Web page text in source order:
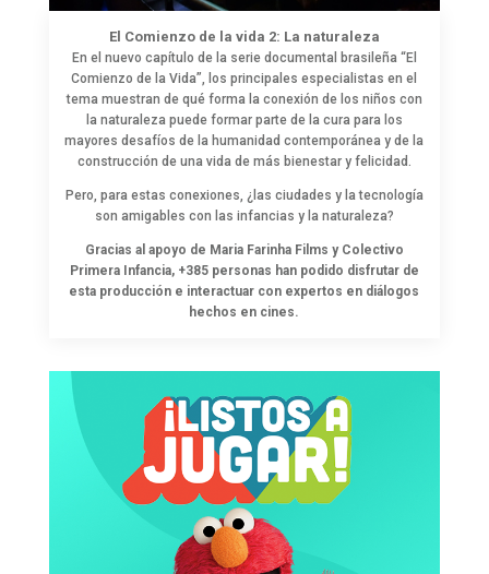
El Comienzo de la vida 2: La naturaleza
En el nuevo capítulo de la serie documental brasileña “El
Comienzo de la Vida”, los principales especialistas en el
tema muestran de qué forma la conexión de los niños con
la naturaleza puede formar parte de la cura para los
mayores desafíos de la humanidad contemporánea y de la
construcción de una vida de más bienestar y felicidad.
Pero, para estas conexiones, ¿las ciudades y la tecnología
son amigables con las infancias y la naturaleza?
Gracias al apoyo de Maria Farinha Films y Colectivo
Primera Infancia, +385 personas han podido disfrutar de
esta producción e interactuar con expertos en diálogos
hechos en cines.